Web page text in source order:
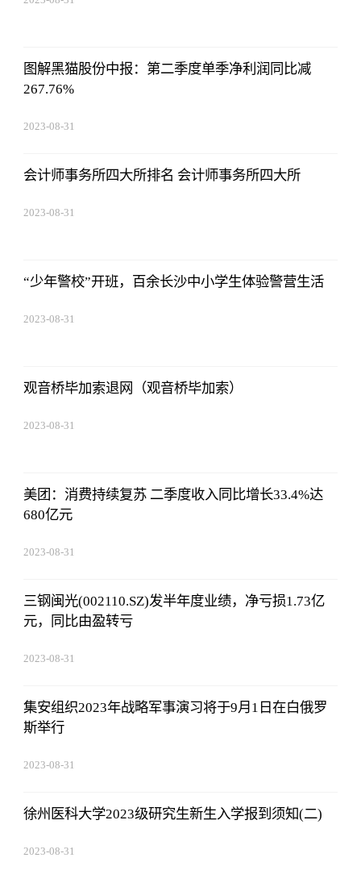
图解黑猫股份中报：第二季度单季净利润同比减
267.76%
2023-08-31
会计师事务所四大所排名 会计师事务所四大所
2023-08-31
“少年警校”开班，百余长沙中小学生体验警营生活
2023-08-31
观音桥毕加索退网（观音桥毕加索）
2023-08-31
美团：消费持续复苏 二季度收入同比增长33.4%达
680亿元
2023-08-31
三钢闽光(002110.SZ)发半年度业绩，净亏损1.73亿
元，同比由盈转亏
2023-08-31
集安组织2023年战略军事演习将于9月1日在白俄罗
斯举行
2023-08-31
徐州医科大学2023级研究生新生入学报到须知(二)
2023-08-31